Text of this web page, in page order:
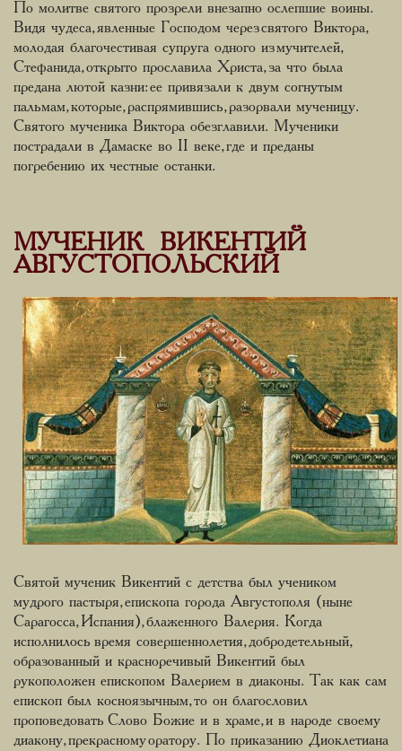
По молитве святого прозрели внезапно ослепшие воины.
Видя чудеса, явленные Господом через святого Виктора,
молодая благочестивая супруга одного из мучителей,
Стефанида, открыто прославила Христа, за что была
предана лютой казни: ее привязали к двум согнутым
пальмам, которые, распрямившись, разорвали мученицу.
Святого мученика Виктора обезглавили. Мученики
пострадали в Дамаске во II веке, где и преданы
погребению их честные останки.
МУЧЕНИК ВИКЕНТИЙ
АВГУСТОПОЛЬСКИЙ
Святой мученик Викентий с детства был учеником
мудрого пастыря, епископа города Августополя (ныне
Сарагосса, Испания), блаженного Валерия. Когда
исполнилось время совершеннолетия, добродетельный,
образованный и красноречивый Викентий был
рукоположен епископом Валерием в диаконы. Так как сам
епископ был косноязычным, то он благословил
проповедовать Слово Божие и в храме, и в народе своему
диакону, прекрасному оратору. По приказанию Диоклетиана